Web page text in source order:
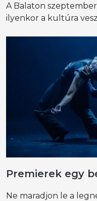
A Balaton
ilyenkor a kultúra
Premierek egy
Ne maradjon le a